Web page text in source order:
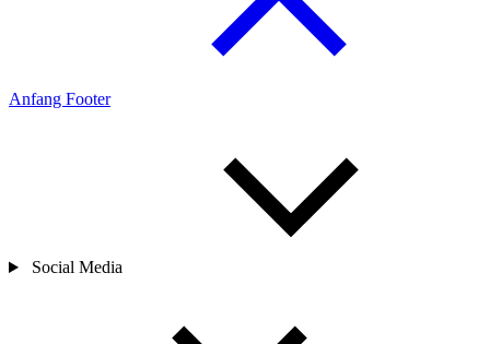
Anfang Footer
Social Media